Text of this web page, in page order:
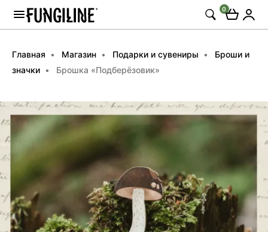
0
Главная Магазин Подарки и сувениры
Броши и
значки
Брошка «Подберёзовик»